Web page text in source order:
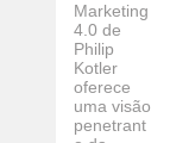
Marketing
4.0 de
Philip
Kotler
oferece
uma visão
penetrant